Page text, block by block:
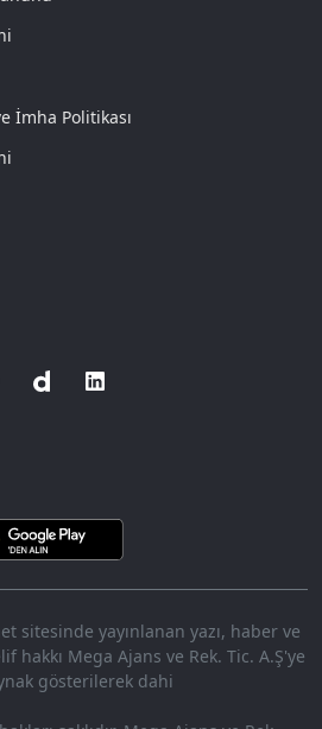
İmha Politikası
sitesinde yayınlanan yazı, haber ve
Mega Ajans ve Rek. Tic. A.Ş'ye
gösterilerek dahi